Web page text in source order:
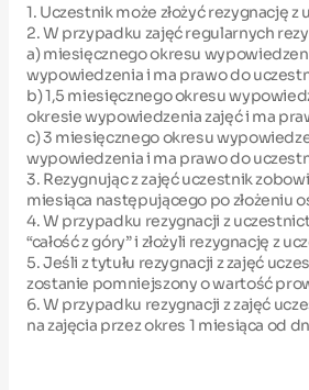
1. Uczestnik może złożyć rezygnację
2. W przypadku zajęć regularnych
a) miesięcznego okresu
wypowiedzenia i ma prawo do
b) 1,5 miesięcznego okresu
okresie wypowiedzenia zajęć i ma
c) 3 miesięcznego okresu
wypowiedzenia i ma prawo do
3. Rezygnując z zajęć uczestnik
miesiąca następującego po złożeniu
4. W przypadku rezygnacji z
“całość z góry” i złożyli rezygnację z
5. Jeśli z tytułu rezygnacji z zajęć
zostanie pomniejszony o wartość
6. W przypadku rezygnacji z zajęć
na zajęcia przez okres 1 miesiąca od